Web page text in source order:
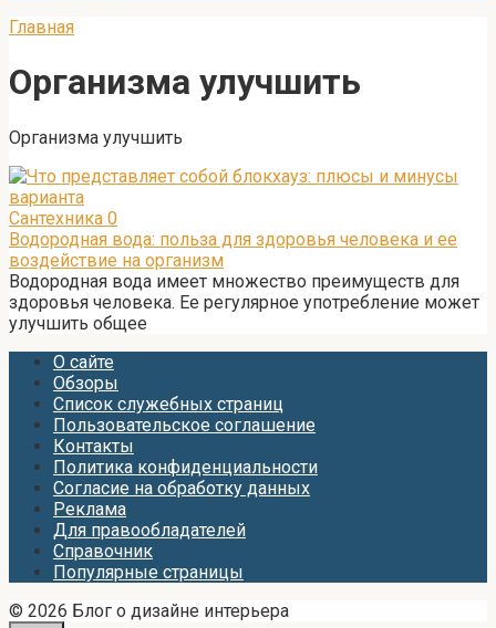
Главная
Организма улучшить
Организма улучшить
Сантехника 0
Водородная вода: польза для здоровья человека и ее
воздействие на организм
Водородная вода имеет множество преимуществ для
здоровья человека. Ее регулярное употребление может
улучшить общее
О сайте
Обзоры
Список служебных страниц
Пользовательское соглашение
Контакты
Политика конфиденциальности
Согласие на обработку данных
Реклама
Для правообладателей
Справочник
Популярные страницы
© 2026 Блог о дизайне интерьера